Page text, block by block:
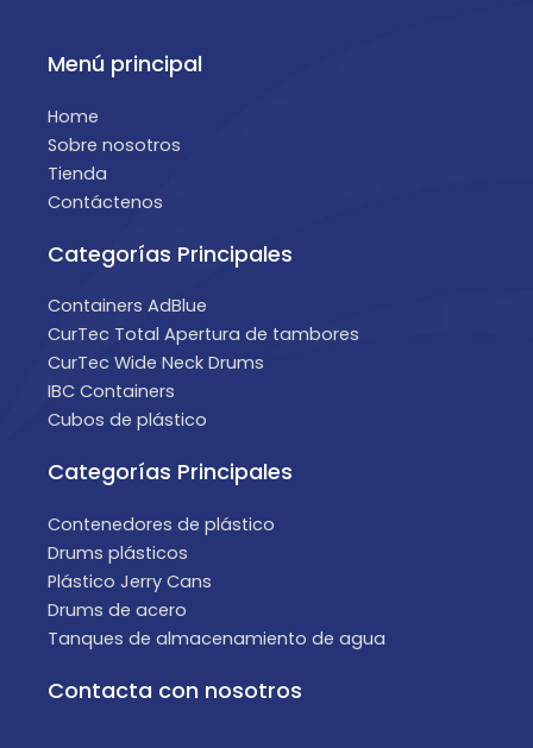
Menú principal
Home
Sobre nosotros
Tienda
Contáctenos
Categorías Principales
Containers AdBlue
CurTec Total Apertura de tambores
CurTec Wide Neck Drums
IBC Containers
Cubos de plástico
Categorías Principales
Contenedores de plástico
Drums plásticos
Plástico Jerry Cans
Drums de acero
Tanques de almacenamiento de agua
Contacta con nosotros